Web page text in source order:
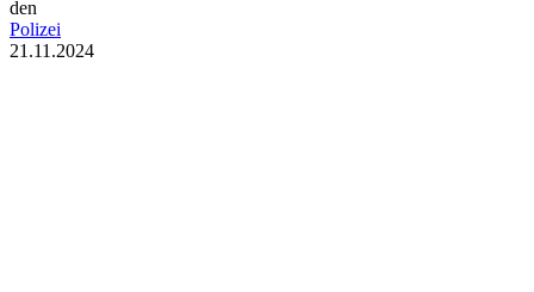
den
Polizei
21.11.2024